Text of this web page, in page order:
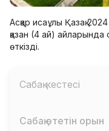
Асқар исаұлы Қазақ
қазан (4 ай) айларында
өткізді.
Сабақ кестесі
Сабақ өтетін орын